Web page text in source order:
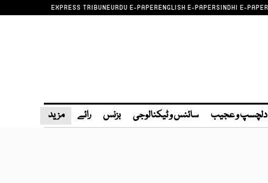
EXPRESS TRIBUNEURDU E-PAPERENGLISH E-PAPERSINDHI E-PAPER
دلچسپ و عجیب سائنس و ٹیکنالوجی بزنس رائے مزید